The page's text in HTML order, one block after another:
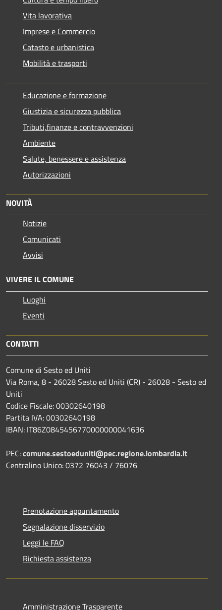
Vita lavorativa
Imprese e Commercio
Catasto e urbanistica
Mobilità e trasporti
Educazione e formazione
Giustizia e sicurezza pubblica
Tributi,finanze e contravvenzioni
Ambiente
Salute, benessere e assistenza
Autorizzazioni
NOVITÀ
Notizie
Comunicati
Avvisi
VIVERE IL COMUNE
Luoghi
Eventi
CONTATTI
Comune di Sesto ed Uniti
Via Roma, 8 - 26028 Sesto ed Uniti (CR) - 26028 - Sesto ed
Uniti
Codice Fiscale: 00302640198
Partita IVA: 00302640198
IBAN: IT86Z0845456770000000041636
PEC:comune.sestoeduniti@pec.regione.lombardia.it
Centralino Unico: 0372 76043 / 76076
Prenotazione appuntamento
Segnalazione disservizio
Leggi le FAQ
Richiesta assistenza
Amministrazione Trasparente